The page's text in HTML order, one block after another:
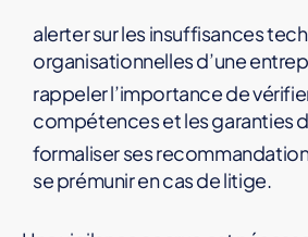
alerter sur les insuffisances
organisationnelles d’une
rappeler l’importance de
compétences et les garanties
formaliser ses
se prémunir en cas de litige.